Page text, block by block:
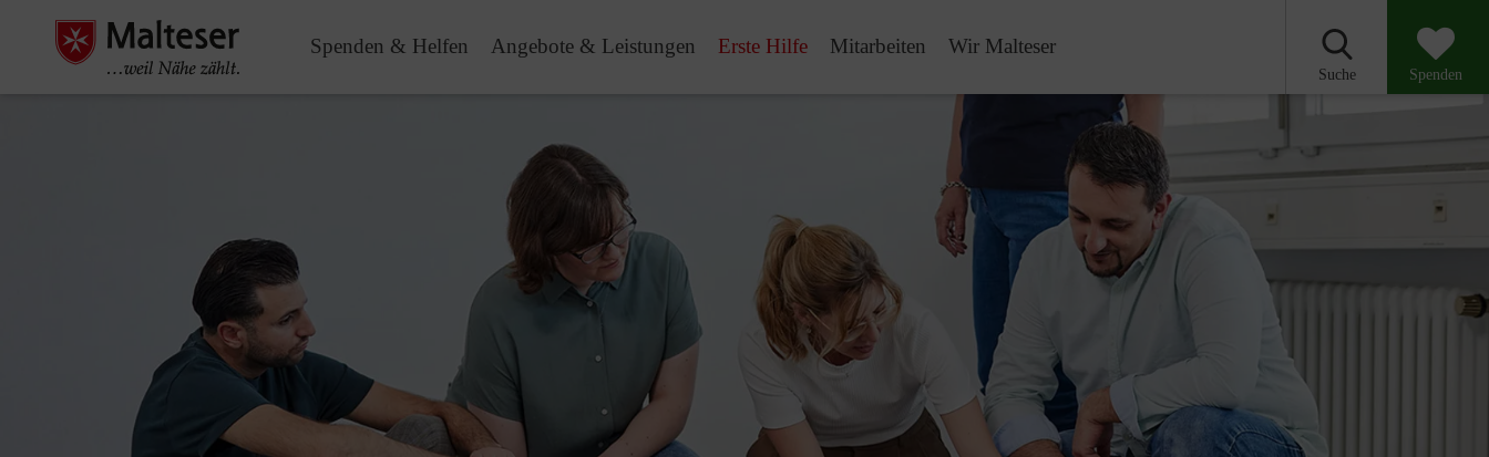
Spenden & Helfen Angebote & Leistungen Erste Hilfe Mitarbeiten Wir Malteser
Suche Spenden